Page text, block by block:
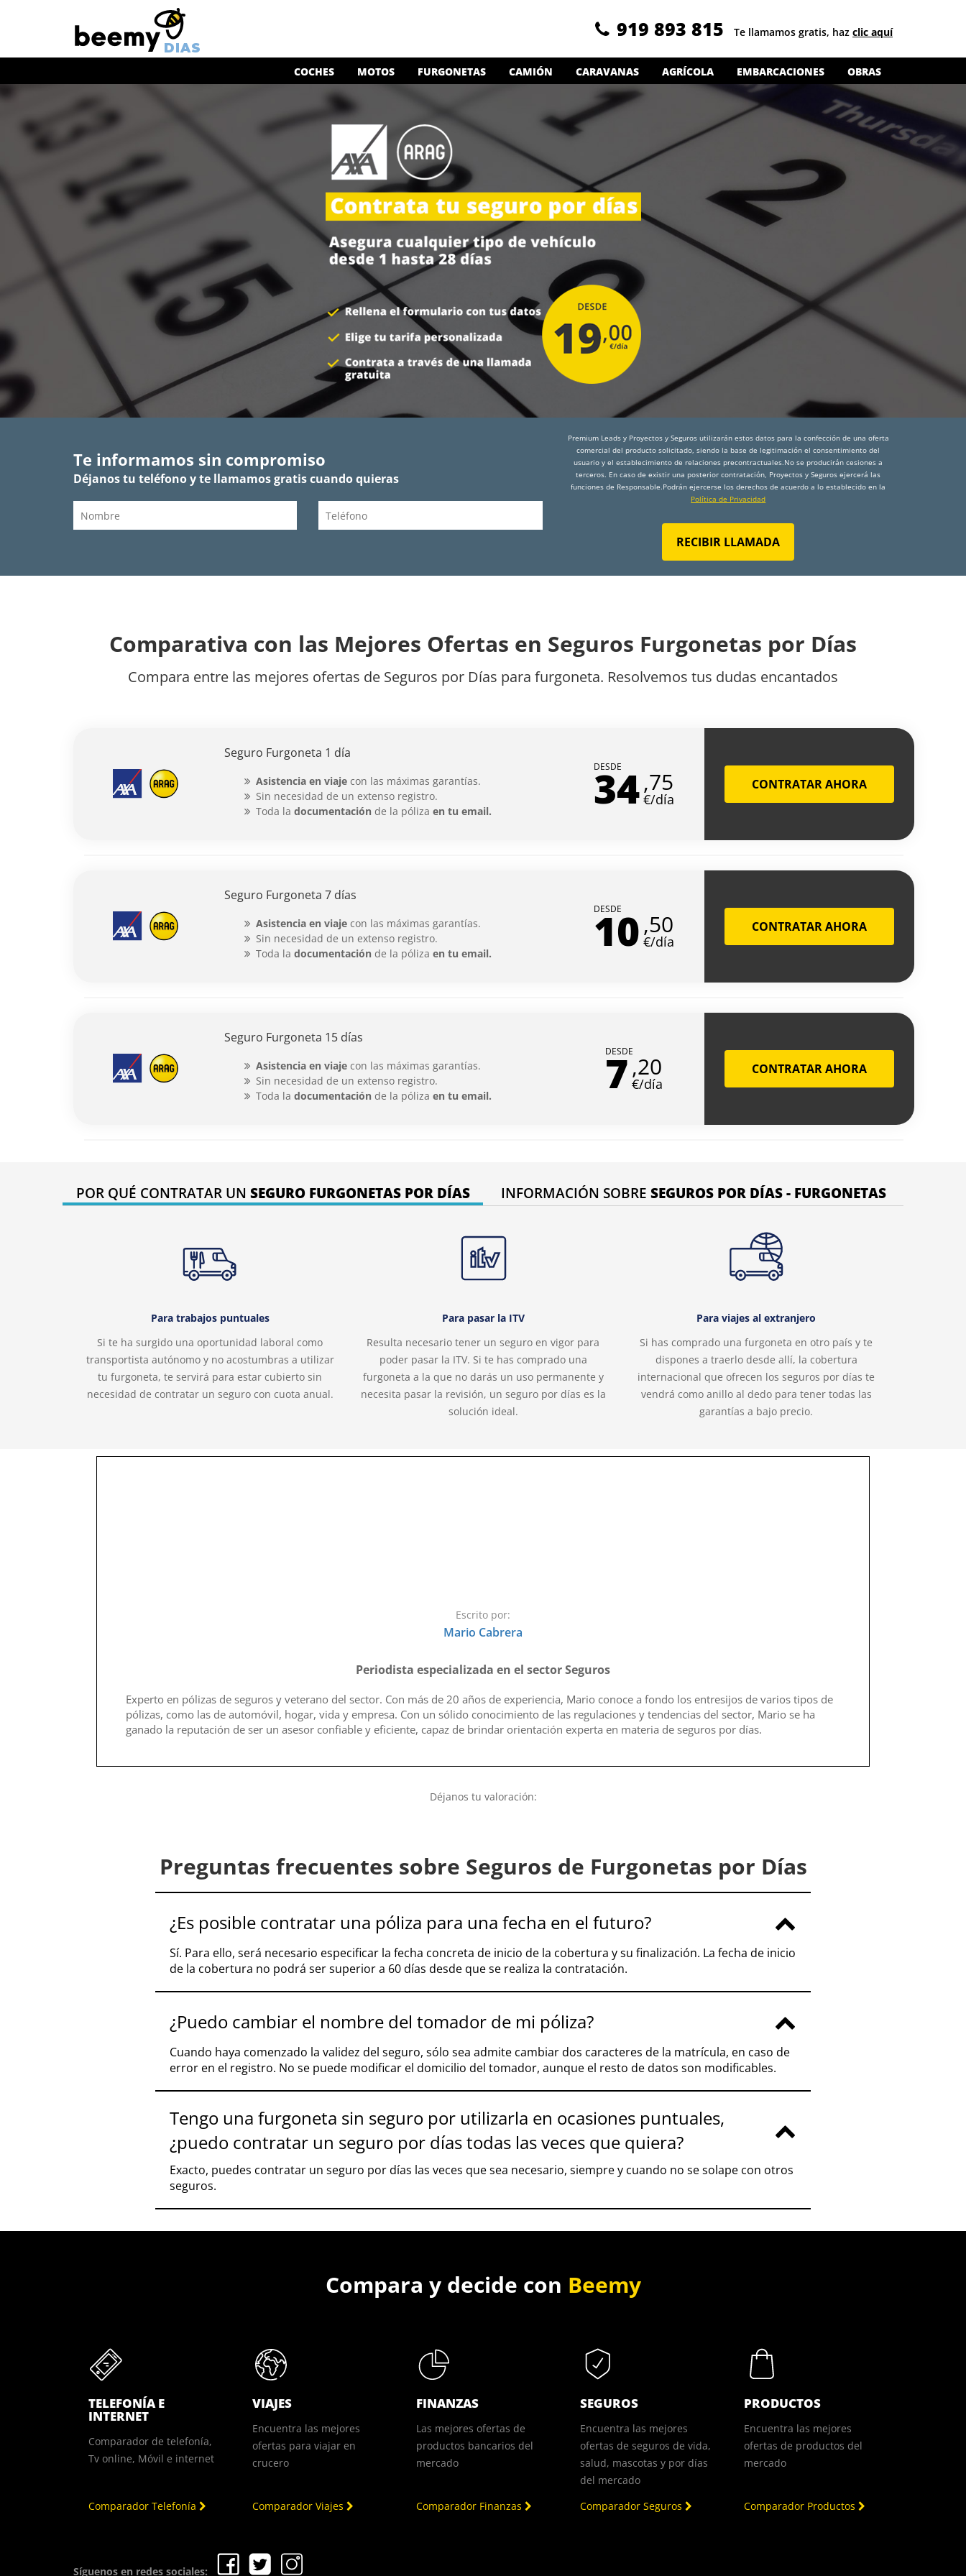
DIAS
919 893 815 Te llamamos gratis, haz clic aquí
COCHES MOTOS FURGONETAS CAMIÓN CARAVANAS AGRÍCOLA EMBARCACIONES OBRAS
Te informamos sin compromiso
Déjanos tu teléfono y te llamamos gratis cuando quieras
Premium Leads y Proyectos y Seguros utilizarán estos datos para la confección de una oferta
comercial del producto solicitado, siendo la base de legitimación el consentimiento del
usuario y el establecimiento de relaciones precontractuales.No se producirán cesiones a
terceros. En caso de existir una posterior contratación, Proyectos y Seguros ejercerá las
funciones de Responsable.Podrán ejercerse los derechos de acuerdo a lo establecido en la
Política de Privacidad
RECIBIR LLAMADA
Comparativa con las Mejores Ofertas en Seguros Furgonetas por Días
Compara entre las mejores ofertas de Seguros por Días para furgoneta. Resolvemos tus dudas encantados
Seguro Furgoneta 1 día
Asistencia en viaje con las máximas garantías.
Sin necesidad de un extenso registro.
Toda la documentación de la póliza en tu email.
DESDE
34,75
€/día
CONTRATAR AHORA
Seguro Furgoneta 7 días
Asistencia en viaje con las máximas garantías.
Sin necesidad de un extenso registro.
Toda la documentación de la póliza en tu email.
DESDE
10,50
€/día
CONTRATAR AHORA
Seguro Furgoneta 15 días
Asistencia en viaje con las máximas garantías.
Sin necesidad de un extenso registro.
Toda la documentación de la póliza en tu email.
DESDE
7,20
€/día
CONTRATAR AHORA
POR QUÉ CONTRATAR UN SEGURO FURGONETAS POR DÍAS INFORMACIÓN SOBRE SEGUROS POR DÍAS - FURGONETAS
Para trabajos puntuales
Si te ha surgido una oportunidad laboral como
transportista autónomo y no acostumbras a utilizar
tu furgoneta, te servirá para estar cubierto sin
necesidad de contratar un seguro con cuota anual.
Para pasar la ITV
Resulta necesario tener un seguro en vigor para
poder pasar la ITV. Si te has comprado una
furgoneta a la que no darás un uso permanente y
necesita pasar la revisión, un seguro por días es la
solución ideal.
Para viajes al extranjero
Si has comprado una furgoneta en otro país y te
dispones a traerlo desde allí, la cobertura
internacional que ofrecen los seguros por días te
vendrá como anillo al dedo para tener todas las
garantías a bajo precio.
Escrito por:
Mario Cabrera
Periodista especializada en el sector Seguros
Experto en pólizas de seguros y veterano del sector. Con más de 20 años de experiencia, Mario conoce a fondo los entresijos de varios tipos de
pólizas, como las de automóvil, hogar, vida y empresa. Con un sólido conocimiento de las regulaciones y tendencias del sector, Mario se ha
ganado la reputación de ser un asesor confiable y eficiente, capaz de brindar orientación experta en materia de seguros por días.
Déjanos tu valoración:
Preguntas frecuentes sobre Seguros de Furgonetas por Días
¿Es posible contratar una póliza para una fecha en el futuro?
Sí. Para ello, será necesario especificar la fecha concreta de inicio de la cobertura y su finalización. La fecha de inicio
de la cobertura no podrá ser superior a 60 días desde que se realiza la contratación.
¿Puedo cambiar el nombre del tomador de mi póliza?
Cuando haya comenzado la validez del seguro, sólo sea admite cambiar dos caracteres de la matrícula, en caso de
error en el registro. No se puede modificar el domicilio del tomador, aunque el resto de datos son modificables.
Tengo una furgoneta sin seguro por utilizarla en ocasiones puntuales,
¿puedo contratar un seguro por días todas las veces que quiera?
Exacto, puedes contratar un seguro por días las veces que sea necesario, siempre y cuando no se solape con otros
seguros.
Compara y decide con Beemy
TELEFONÍA E
INTERNET
Comparador de telefonía,
Tv online, Móvil e internet
Comparador Telefonía
VIAJES
Encuentra las mejores
ofertas para viajar en
crucero
Comparador Viajes
FINANZAS
Las mejores ofertas de
productos bancarios del
mercado
Comparador Finanzas
SEGUROS
Encuentra las mejores
ofertas de seguros de vida,
salud, mascotas y por días
del mercado
Comparador Seguros
PRODUCTOS
Encuentra las mejores
ofertas de productos del
mercado
Comparador Productos
Síguenos en redes sociales: